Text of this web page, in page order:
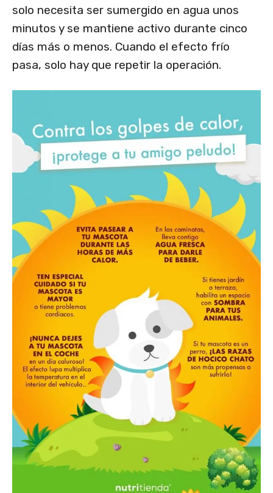
solo necesita ser sumergido en agua unos
minutos y se mantiene activo durante cinco
días más o menos. Cuando el efecto frío
pasa, solo hay que repetir la operación.